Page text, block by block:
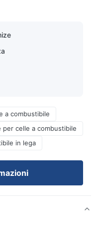
a combustibile
per celle a combustibile
in lega